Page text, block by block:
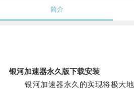
简介
银河加速器永久版下载安装
银河加速器永久的实现将极大地